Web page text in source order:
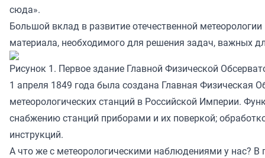
сюда».
Большой вклад в развитие отечественной
материала, необходимого для решения задач, важных
Рисунок 1. Первое здание Главной Физической
1 апреля 1849 года была создана Главная Физическая
метеорологических станций в Российской Империи.
снабжению станций приборами и их поверкой;
инструкций.
А что же с метеорологическими наблюдениями у нас? В